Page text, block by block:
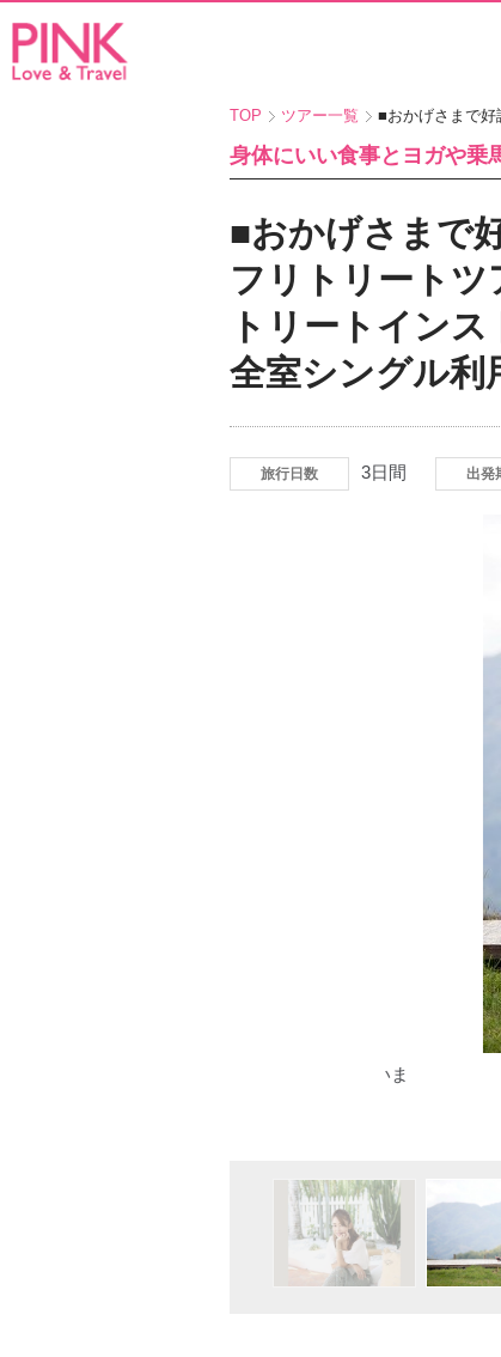
TOP ツアー一覧 ■おかげさまで
身体にいい食事とヨガや乗
■おかげさまで
フリトリート
トリートイン
全室シングル利
旅行日数 3日間 出発